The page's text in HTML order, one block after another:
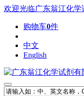
欢迎光临广东翁江化学
购物车0件
中文
English